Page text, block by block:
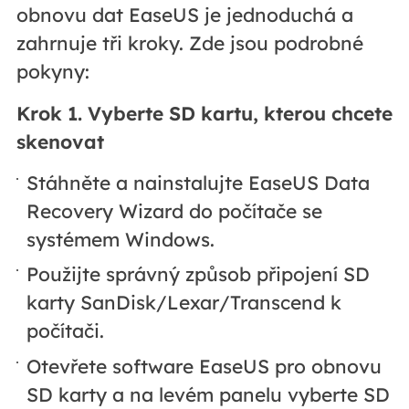
obnovu dat EaseUS je jednoduchá a
zahrnuje tři kroky. Zde jsou podrobné
pokyny:
Krok 1. Vyberte SD kartu, kterou chcete
skenovat
Stáhněte a nainstalujte EaseUS Data
Recovery Wizard do počítače se
systémem Windows.
Použijte správný způsob připojení SD
karty SanDisk/Lexar/Transcend k
počítači.
Otevřete software EaseUS pro obnovu
SD karty a na levém panelu vyberte SD